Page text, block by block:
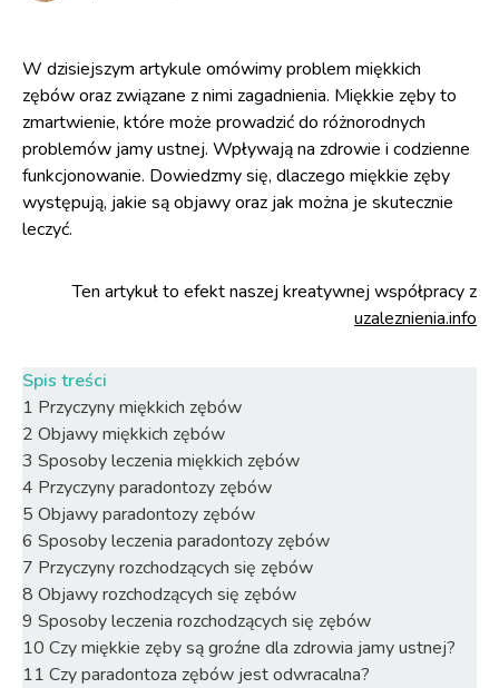
W dzisiejszym artykule omówimy problem miękkich
zębów oraz związane z nimi zagadnienia. Miękkie zęby to
zmartwienie, które może prowadzić do różnorodnych
problemów jamy ustnej. Wpływają na zdrowie i codzienne
funkcjonowanie. Dowiedzmy się, dlaczego miękkie zęby
występują, jakie są objawy oraz jak można je skutecznie
leczyć.
Ten artykuł to efekt naszej kreatywnej współpracy z
uzaleznienia.info
Spis treści
1 Przyczyny miękkich zębów
2 Objawy miękkich zębów
3 Sposoby leczenia miękkich zębów
4 Przyczyny paradontozy zębów
5 Objawy paradontozy zębów
6 Sposoby leczenia paradontozy zębów
7 Przyczyny rozchodzących się zębów
8 Objawy rozchodzących się zębów
9 Sposoby leczenia rozchodzących się zębów
10 Czy miękkie zęby są groźne dla zdrowia jamy ustnej?
11 Czy paradontoza zębów jest odwracalna?